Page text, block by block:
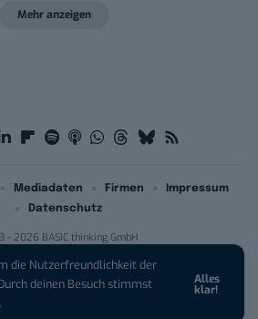
die Nutzerfreundlichkeit der
deinen Besuch stimmst
Alles
klar!
Mehr anzeigen
- 2026 BASIC thinking GmbH
Mediadaten Firmen
Impressum
Datenschutz